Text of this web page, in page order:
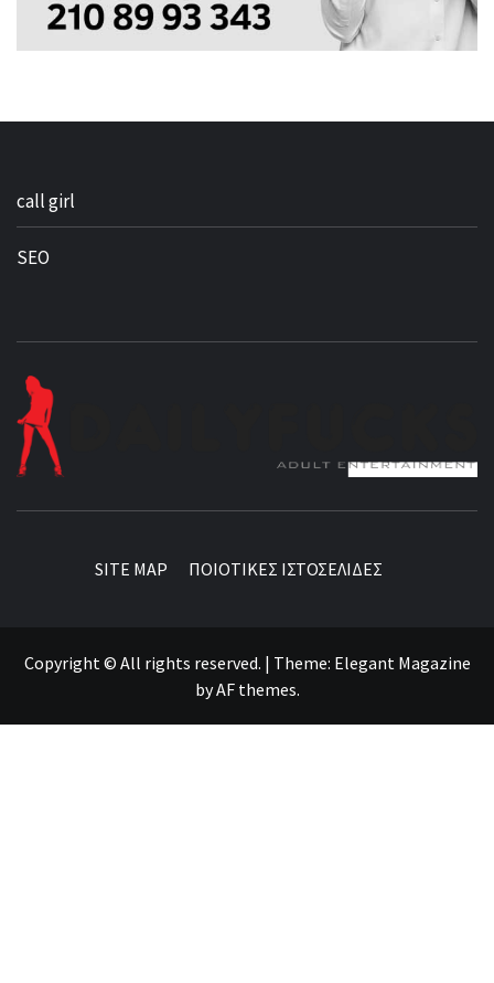
call girl
SEO
SITE MAP ΠΟΙΟΤΙΚΕΣ ΙΣΤΟΣΕΛΙΔΕΣ
Copyright © All rights reserved. | Theme: Elegant Magazine
byAF themes.